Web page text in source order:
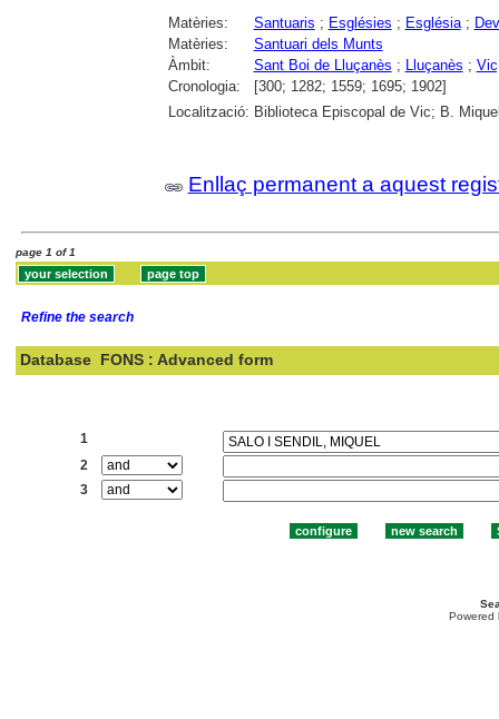
Matèries: Santuaris ; Esglésies ; Església;
Matèries:
Santuari dels Munts
Àmbit:
Sant Boi de Lluçanès ; Lluçanès ;
Cronologia:
[300; 1282; 1559; 1695; 1902]
Localització: Biblioteca Episcopal de Vic; B.
Enllaç permanent a aquest
page 1 of 1
Refine the search
Database FONS : Advanced form
1
2
3
Powered